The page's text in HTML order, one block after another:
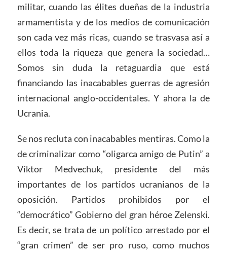
militar, cuando las élites dueñas de la industria
armamentista y de los medios de comunicación
son cada vez más ricas, cuando se trasvasa así a
ellos toda la riqueza que genera la sociedad…
Somos sin duda la retaguardia que está
financiando las inacabables guerras de agresión
internacional anglo-occidentales. Y ahora la de
Ucrania.
Se nos recluta con inacabables mentiras. Como la
de criminalizar como “oligarca amigo de Putin” a
Víktor Medvechuk, presidente del más
importantes de los partidos ucranianos de la
oposición. Partidos prohibidos por el
“democrático” Gobierno del gran héroe Zelenski.
Es decir, se trata de un político arrestado por el
“gran crimen” de ser pro ruso, como muchos